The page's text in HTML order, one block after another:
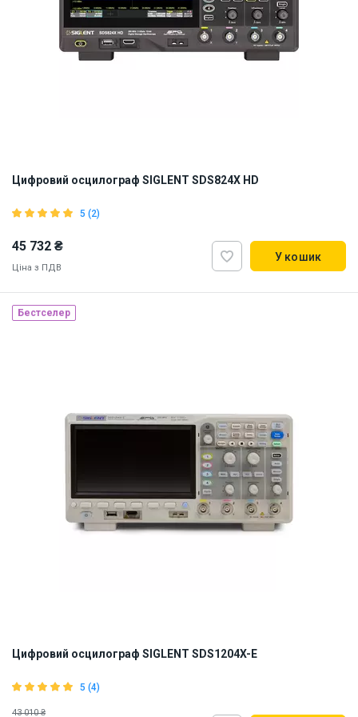
Цифровий осцилограф SIGLENT SDS824X HD
5 (2)
45 732 ₴
Ціна з ПДВ
У кошик
Бестселер
Цифровий осцилограф SIGLENT SDS1204X-E
5 (4)
43 010 ₴